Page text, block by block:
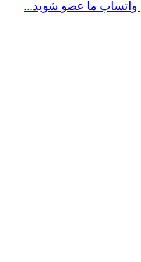
واتساپ ما عضو شوید...